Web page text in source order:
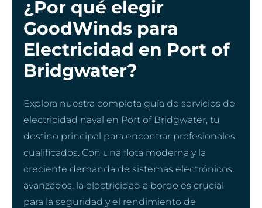
¿Por qué elegir
GoodWinds para
Electricidad en Port of
Bridgwater?
Explora nuestra completa guía de servicios de
electricidad naval en Port of Bridgwater, tu
destino principal para encontrar profesionales
cualificados. Con una flota moderna y la
creciente demanda de sistemas electrónicos
avanzados, la electricidad a bordo es crucial
para la seguridad y el rendimiento de